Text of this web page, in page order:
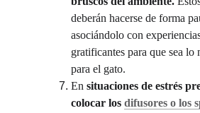
deberán hacerse de forma
asociándolo con
gratificantes para que sea lo
para el gato.
En situaciones de estrés
colocar los difusores o los